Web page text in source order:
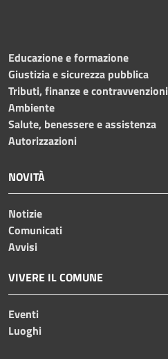
Educazione e formazione
Giustizia e sicurezza pubblica
Tributi, finanze e contravvenzioni
Ambiente
Salute, benessere e assistenza
Autorizzazioni
NOVITÀ
Notizie
Comunicati
Avvisi
VIVERE IL COMUNE
Eventi
Luoghi